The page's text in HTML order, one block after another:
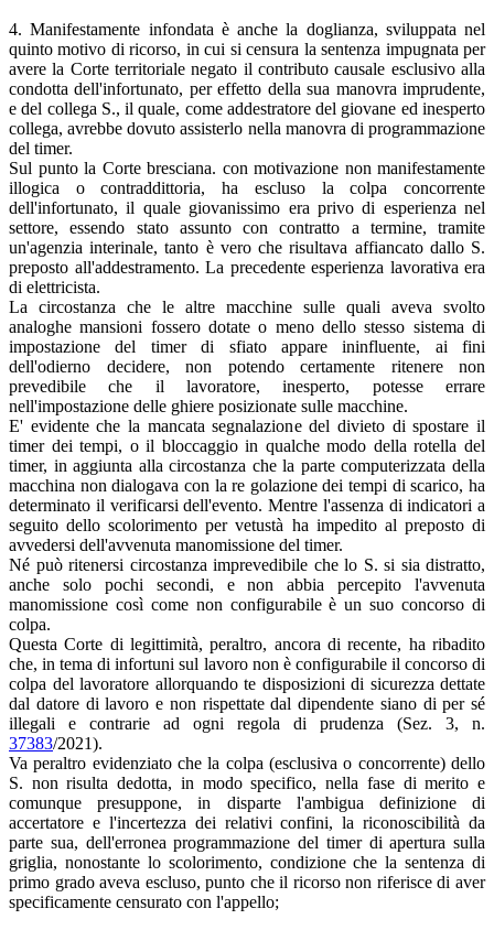
4. Manifestamente infondata è anche la doglianza, sviluppata nel
quinto mo­tivo di ricorso, in cui si censura la sentenza impugnata per
avere la Corte territoriale negato il contributo causale esclusivo alla
condotta dell'infortunato, per effetto della sua manovra imprudente,
e del collega S., il quale, come addestratore del giovane ed inesperto
collega, avrebbe dovuto assisterlo nella manovra di programmazione
del timer.
Sul punto la Corte bresciana. con motivazione non manifestamente
illogica o contraddittoria, ha escluso la colpa concorrente
dell'infortunato, il quale giovanissimo era privo di esperienza nel
settore, essendo stato assunto con contratto a termine, tramite
un'agenzia interinale, tanto è vero che risultava affiancato dallo S.
preposto all'addestramento. La precedente esperienza lavorativa era
di elettricista.
La circostanza che le altre macchine sulle quali aveva svolto
analoghe mansioni fossero dotate o meno dello stesso sistema di
impostazione del timer di sfiato appare ininfluente, ai fini
dell'odierno decidere, non potendo certamente ritenere non
prevedibile che il lavoratore, inesperto, potesse errare
nell'impostazione delle ghiere posizionate sulle macchine.
E' evidente che la mancata segnalazione del divieto di spostare il
timer dei tempi, o il bloccaggio in qualche modo della rotella del
timer, in aggiunta alla circostanza che la parte computerizzata della
macchina non dialogava con la re­ golazione dei tempi di scarico, ha
determinato il verificarsi dell'evento. Mentre l'assenza di indicatori a
seguito dello scolorimento per vetustà ha impedito al preposto di
avvedersi dell'avvenuta manomissione del timer.
Né può ritenersi circostanza imprevedibile che lo S. si sia distratto,
anche solo pochi secondi, e non abbia percepito l'avvenuta
manomissione così come non configurabile è un suo concorso di
colpa.
Questa Corte di legittimità, peraltro, ancora di recente, ha ribadito
che, in tema di infortuni sul lavoro non è configurabile il concorso di
colpa del lavoratore allorquando te disposizioni di sicurezza dettate
dal datore di lavoro e non rispettate dal dipendente siano di per sé
illegali e contrarie ad ogni regola di prudenza (Sez. 3, n.
37383/2021).
Va peraltro evidenziato che la colpa (esclusiva o concorrente) dello
S. non risulta dedotta, in modo specifico, nella fase di merito e
comunque presuppone, in disparte l'ambigua definizione di
accertatore e l'incertezza dei relativi confini, la riconoscibilità da
parte sua, dell'erronea programmazione del timer di apertura sulla
griglia, nonostante lo scolorimento, condizione che la sentenza di
primo grado aveva escluso, punto che il ricorso non riferisce di aver
specificamente censurato con l'appello;